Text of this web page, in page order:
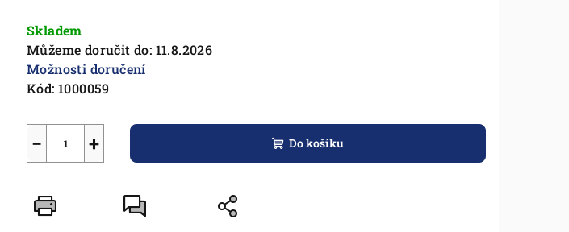
cena:
Skladem
Můžeme doručit do: 11.8.2026
Možnosti doručení
Kód: 1000059
+
− Do košíku